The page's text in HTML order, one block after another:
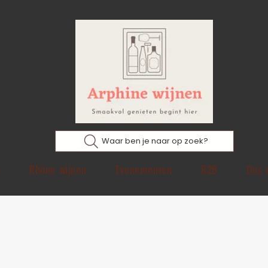
Waar ben je naar op zoek?
Rhône wijnen Evenementen B2B Ons